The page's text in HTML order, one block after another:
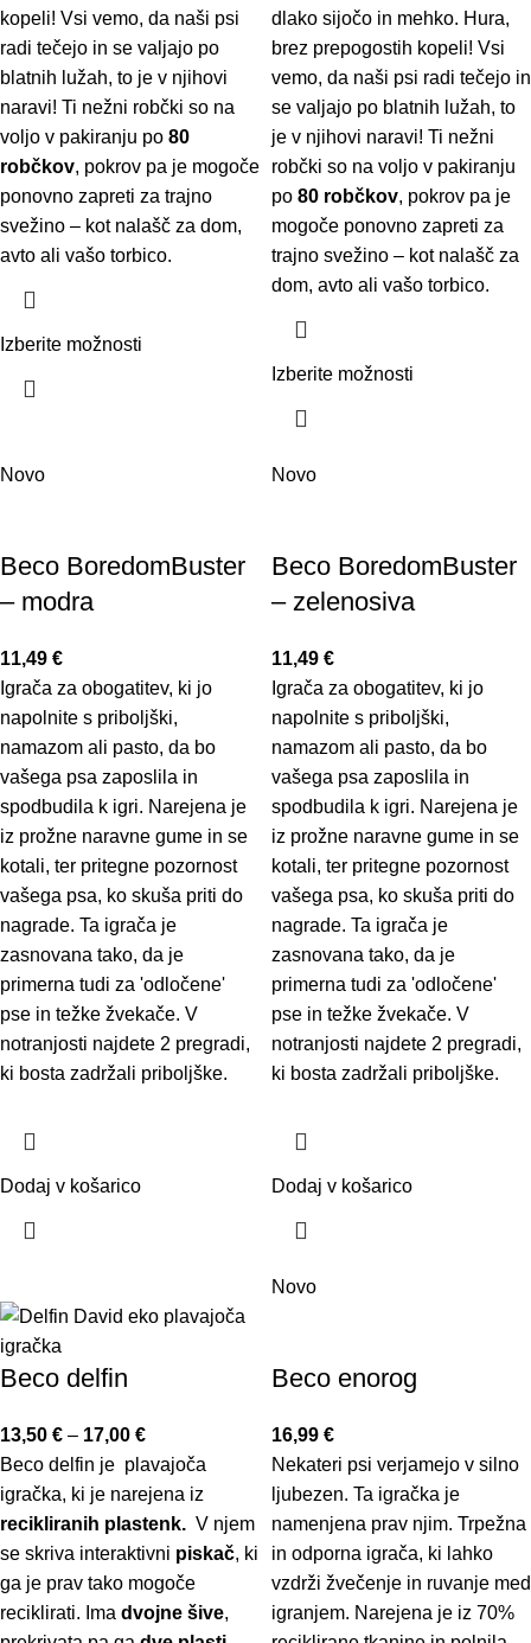
kopeli! Vsi vemo, da naši psi
radi tečejo in se valjajo po
blatnih lužah, to je v njihovi
naravi! Ti nežni robčki so na
voljo v pakiranju po 80
robčkov, pokrov pa je mogoče
ponovno zapreti za trajno
svežino – kot nalašč za dom,
avto ali vašo torbico.
Izberite možnosti
dlako sijočo in mehko. Hura,
brez prepogostih kopeli! Vsi
vemo, da naši psi radi tečejo in
se valjajo po blatnih lužah, to
je v njihovi naravi! Ti nežni
robčki so na voljo v pakiranju
po 80 robčkov, pokrov pa je
mogoče ponovno zapreti za
trajno svežino – kot nalašč za
dom, avto ali vašo torbico.
Izberite možnosti
Novo
Beco BoredomBuster
– modra
11,49 €
Igrača za obogatitev, ki jo
napolnite s priboljški,
namazom ali pasto, da bo
vašega psa zaposlila in
spodbudila k igri. Narejena je
iz prožne naravne gume in se
kotali, ter pritegne pozornost
vašega psa, ko skuša priti do
nagrade. Ta igrača je
zasnovana tako, da je
primerna tudi za 'odločene'
pse in težke žvekače. V
notranjosti najdete 2 pregradi,
ki bosta zadržali priboljške.
Dodaj v košarico
Novo
Beco BoredomBuster
– zelenosiva
11,49 €
Igrača za obogatitev, ki jo
napolnite s priboljški,
namazom ali pasto, da bo
vašega psa zaposlila in
spodbudila k igri. Narejena je
iz prožne naravne gume in se
kotali, ter pritegne pozornost
vašega psa, ko skuša priti do
nagrade. Ta igrača je
zasnovana tako, da je
primerna tudi za 'odločene'
pse in težke žvekače. V
notranjosti najdete 2 pregradi,
ki bosta zadržali priboljške.
Dodaj v košarico
Beco delfin
13,50 € – 17,00 €
Beco delfin je plavajoča
igračka, ki je narejena iz
recikliranih plastenk. V njem
se skriva interaktivni piskač, ki
ga je prav tako mogoče
reciklirati. Ima dvojne šive,
Novo
Beco enorog
16,99 €
Nekateri psi verjamejo v silno
ljubezen. Ta igračka je
namenjena prav njim. Trpežna
in odporna igrača, ki lahko
vzdrži žvečenje in ruvanje med
igranjem. Narejena je iz 70%